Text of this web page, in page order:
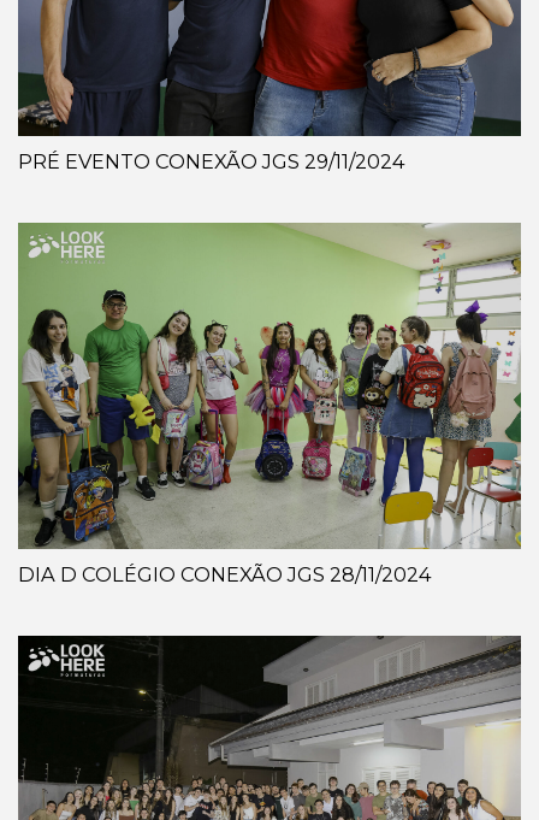
PRÉ EVENTO CONEXÃO JGS 29/11/2024
DIA D COLÉGIO CONEXÃO JGS 28/11/2024